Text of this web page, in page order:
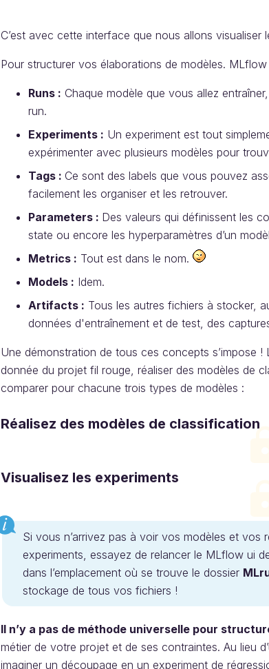
C’est avec cette interface que nous allons visualiser
Pour structurer vos élaborations de modèles.
Runs : Chaque modèle que vous allez
run.
Experiments : Un experiment est tout
expérimenter avec plusieurs modèles pour
Tags : Ce sont des labels que vous pouvez
facilement les organiser et les retrouver.
Parameters : Des valeurs qui définissent les
state ou encore les hyperparamètres d’un
Metrics : Tout est dans le nom.
Models : Idem.
Artifacts : Tous les autres fichiers à stocker,
données d'entraînement et de test, des
Une démonstration de tous ces concepts s’impose
donnée du projet fil rouge, réaliser des modèles de
comparer pour chacune trois types de modèles :
Réalisez des modèles de classification
Visualisez les experiments
Si vous n’arrivez pas à voir vos modèles et
experiments, essayez de relancer le MLflow ui
dans l’emplacement où se trouve le dossier
stockage de tous vos fichiers !
Il n’y a pas de méthode universelle pour
métier de votre projet et de ses contraintes. Au lieu
imaginer un découpage en un experiment de